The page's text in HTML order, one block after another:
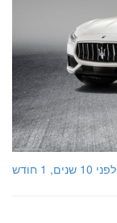
לפני 10 שנים, 1 חודש